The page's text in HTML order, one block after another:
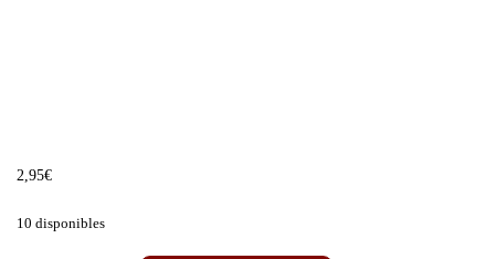
2,95€
10 disponibles